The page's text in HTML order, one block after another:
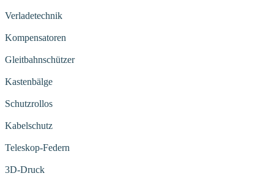
Verladetechnik
Kompensatoren
Gleitbahnschützer
Kastenbälge
Schutzrollos
Kabelschutz
Teleskop-Federn
3D-Druck